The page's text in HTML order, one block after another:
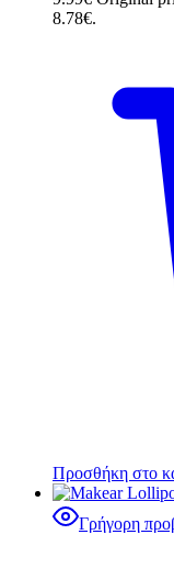
8.78€.
Προσθήκη στο
Γρήγορη